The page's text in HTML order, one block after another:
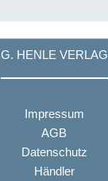
G. HENLE VERLAG
Impressum
AGB
Datenschutz
Händler